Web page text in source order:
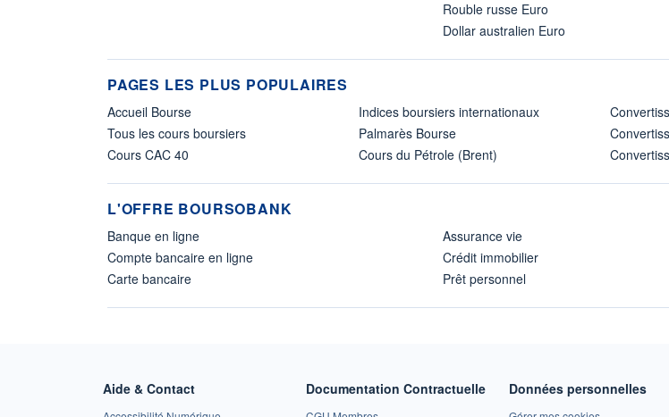
Rouble russe Euro
Dollar australien Euro
PAGES LES PLUS POPULAIRES
Accueil Bourse
Tous les cours boursiers
Cours CAC 40
Indices boursiers internationaux
Palmarès Bourse
Cours du Pétrole (Brent)
L'OFFRE BOURSOBANK
Banque en ligne
Compte bancaire en ligne
Carte bancaire
Assurance vie
Crédit immobilier
Prêt personnel
Aide & Contact Documentation Contractuelle Données personnelles